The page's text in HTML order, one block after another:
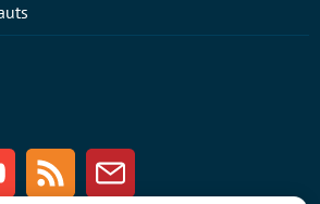
Youtube RSS Newsletter